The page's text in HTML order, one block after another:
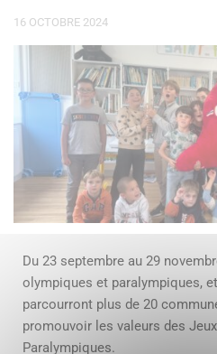
16 OCTOBRE 2024
Du 23 septembre au 29
olympiques et paralympiques,
parcourront plus de 20
promouvoir les valeurs des
Paralympiques.